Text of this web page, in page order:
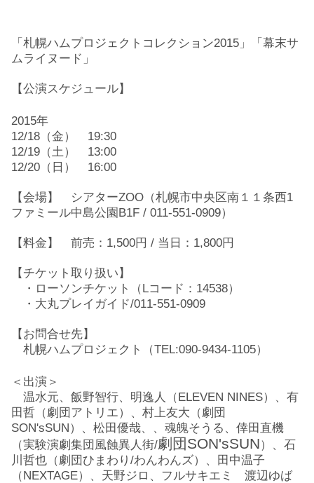
「札幌ハムプロジェクトコレクション2015」「幕末サ
ムライヌード」
【公演スケジュール】
2015年
12/18（金） 19:30
12/19（土） 13:00
12/20（日） 16:00
【会場】 シアターZOO（札幌市中央区南１１条西1
ファミール中島公園B1F / 011-551-0909）
【料金】 前売：1,500円 / 当日：1,800円
【チケット取り扱い】
・ローソンチケット（Lコード：14538）
・大丸プレイガイド/011-551-0909
【お問合せ先】
札幌ハムプロジェクト（TEL:090-9434-1105）
＜出演＞
温水元、飯野智行、明逸人（ELEVEN NINES）、有
田哲（劇団アトリエ）、村上友大（劇団
SON'sSUN）、松田優哉、、魂魄そうる、倖田直機
（実験演劇集団風蝕異人街/劇団SON'sSUN）、石
川哲也（劇団ひまわり/わんわんズ）、田中温子
（NEXTAGE）、天野ジロ、フルサキエミ 渡辺ゆば